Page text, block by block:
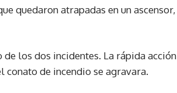
quedaron atrapadas en un ascensor,
los dos incidentes. La rápida acción
de incendio se agravara.